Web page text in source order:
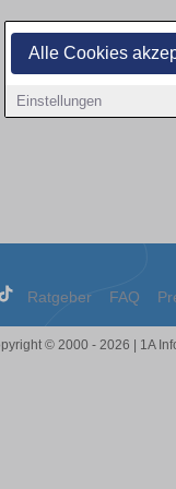
Alle Cookies
Einstellungen
Ratgeber FAQ
© 2000 - 2026 | 1A